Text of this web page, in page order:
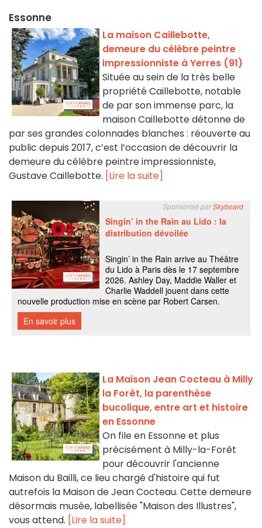
Essonne
La maison Caillebotte,
demeure du célèbre peintre
impressionniste à Yerres (91)
Située au sein de la très belle
propriété Caillebotte, notable
de par son immense parc, la
maison Caillebotte détonne de
par ses grandes colonnades blanches : réouverte au
public depuis 2017, c’est l’occasion de découvrir la
demeure du célèbre peintre impressionniste,
Gustave Caillebotte. [Lire la suite]
La Maison Jean Cocteau à Milly
la Forêt, la parenthèse
bucolique, entre art et histoire
en Essonne
On file en Essonne et plus
précisément à Milly-la-Forêt
pour découvrir l'ancienne
Maison du Bailli, ce lieu chargé d'histoire qui fut
autrefois la Maison de Jean Cocteau. Cette demeure
désormais musée, labellisée "Maison des Illustres",
vous attend. [Lire la suite]